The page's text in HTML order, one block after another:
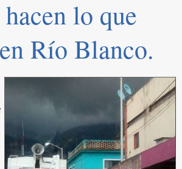
lo que
Río Blanco.